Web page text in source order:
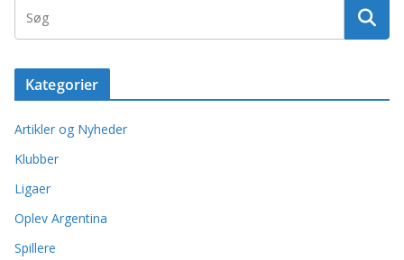
Kategorier
Artikler og Nyheder
Klubber
Ligaer
Oplev Argentina
Spillere